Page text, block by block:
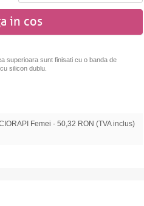
in cos
superioara sunt finisati cu o banda de
silicon dublu.
Femei · 50,32 RON (TVA inclus)